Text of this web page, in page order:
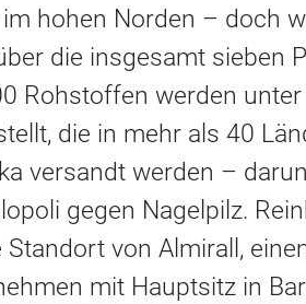
hohen Norden – doch
die insgesamt sieben
Rohstoffen werden
die in mehr als 40
versandt werden –
gegen Nagelpilz.
von Almirall,
mit Hauptsitz in